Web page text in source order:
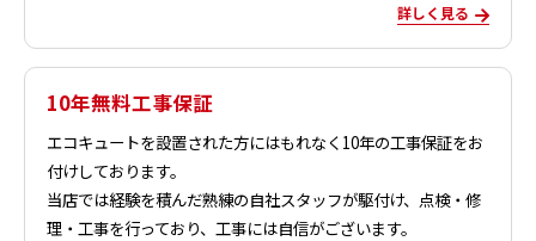
詳しく見る
10年無料工事保証
エコキュートを設置された方にはもれなく10年の工事保証をお
付けしております。
当店では経験を積んだ熟練の自社スタッフが駆付け、点検・修
理・工事を行っており、工事には自信がございます。